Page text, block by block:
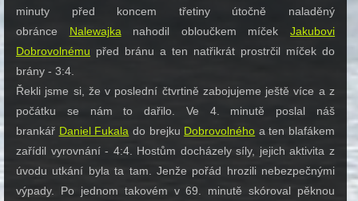
minuty před koncem třetiny útočně naladěný
obránce Nalewajka nahodil obloučkem míčekJakubovi
Dobrovolnému před bránu a ten natřikrát prostrčil míček do
brány - 3:4.
Řekli jsme si, že v poslední čtvrtině zabojujeme ještě více a z
počátku se nám to dařilo. Ve 4. minutě poslal náš
brankář Daniel Fukala do brejku Dobrovolného a ten blafákem
zařídil vyrovnání - 4:4. Hostům docházely síly, jejich aktivita z
úvodu utkání byla ta tam. Jenže pořád hrozili nebezpečnými
výpady. Po jednom takovém v 69. minutě skóroval pěknou